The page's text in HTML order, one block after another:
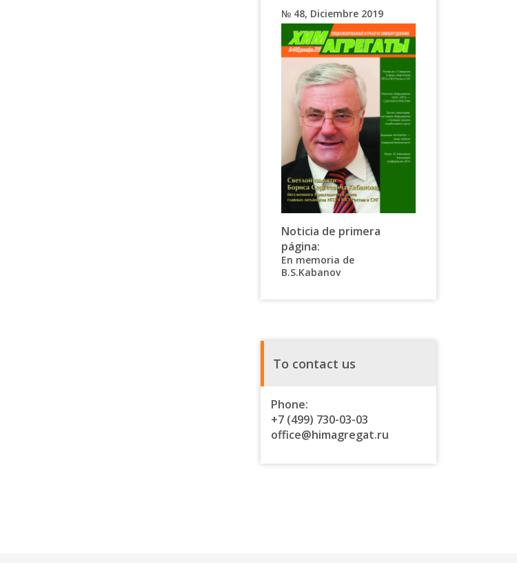
№ 48, Diciembre 2019
Noticia de primera
página:
En memoria de
B.S.Kabanov
To contact us
Phone:
+7 (499) 730-03-03
office@himagregat.ru